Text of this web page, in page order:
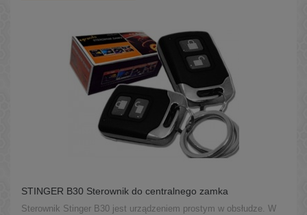
STINGER B30 Sterownik do centralnego zamka
Sterownik Stinger B30 jest urządzeniem prostym w obsłudze. W